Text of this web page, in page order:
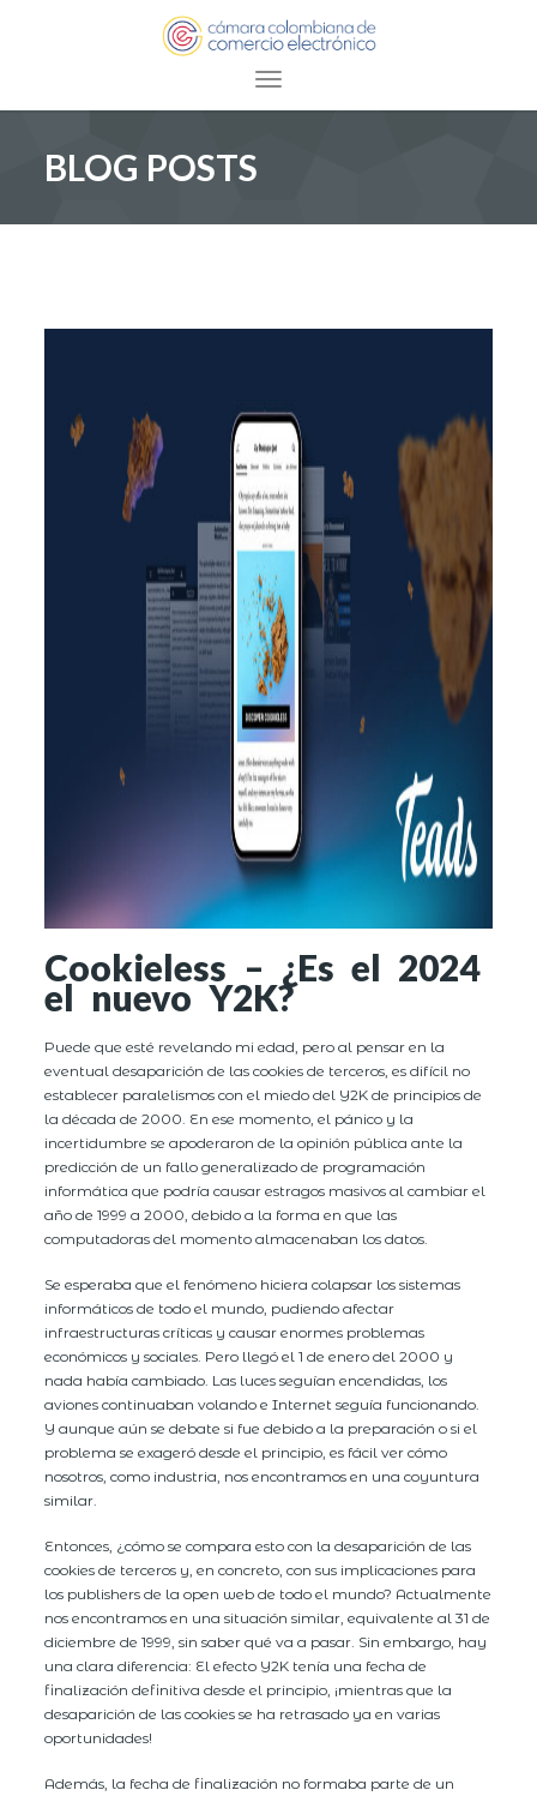
Toggle navigation
BLOG POSTS
Cookieless – ¿Es el 2024
el nuevo Y2K?
Puede que esté revelando mi edad, pero al pensar en la
eventual desaparición de las cookies de terceros, es difícil no
establecer paralelismos con el miedo del Y2K de principios de
la década de 2000. En ese momento, el pánico y la
incertidumbre se apoderaron de la opinión pública ante la
predicción de un fallo generalizado de programación
informática que podría causar estragos masivos al cambiar el
año de 1999 a 2000, debido a la forma en que las
computadoras del momento almacenaban los datos.
Se esperaba que el fenómeno hiciera colapsar los sistemas
informáticos de todo el mundo, pudiendo afectar
infraestructuras críticas y causar enormes problemas
económicos y sociales. Pero llegó el 1 de enero del 2000 y
nada había cambiado. Las luces seguían encendidas, los
aviones continuaban volando e Internet seguía funcionando.
Y aunque aún se debate si fue debido a la preparación o si el
problema se exageró desde el principio, es fácil ver cómo
nosotros, como industria, nos encontramos en una coyuntura
similar.
Entonces, ¿cómo se compara esto con la desaparición de las
cookies de terceros y, en concreto, con sus implicaciones para
los publishers de la open web de todo el mundo? Actualmente
nos encontramos en una situación similar, equivalente al 31 de
diciembre de 1999, sin saber qué va a pasar. Sin embargo, hay
una clara diferencia: El efecto Y2K tenía una fecha de
finalización definitiva desde el principio, ¡mientras que la
desaparición de las cookies se ha retrasado ya en varias
oportunidades!
Además, la fecha de finalización no formaba parte de un